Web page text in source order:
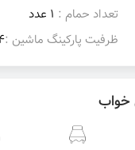
تعداد حمام : 1 عدد
ظرفیت پارکینگ ماشین :4